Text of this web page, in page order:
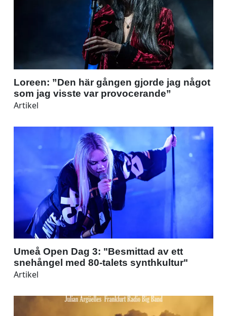
Loreen: ”Den här gången gjorde jag något
som jag visste var provocerande”
Artikel
Umeå Open Dag 3: "Besmittad av ett
snehångel med 80-talets synthkultur"
Artikel